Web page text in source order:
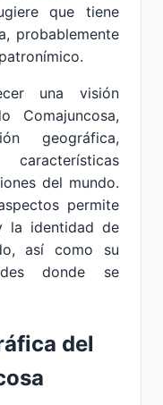
que tiene
probablemente
una visión
Comajuncosa,
geográfica,
del mundo.
permite
la identidad de
así como su
donde se
del